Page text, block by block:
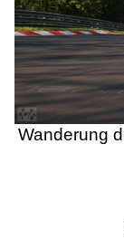
Wanderung